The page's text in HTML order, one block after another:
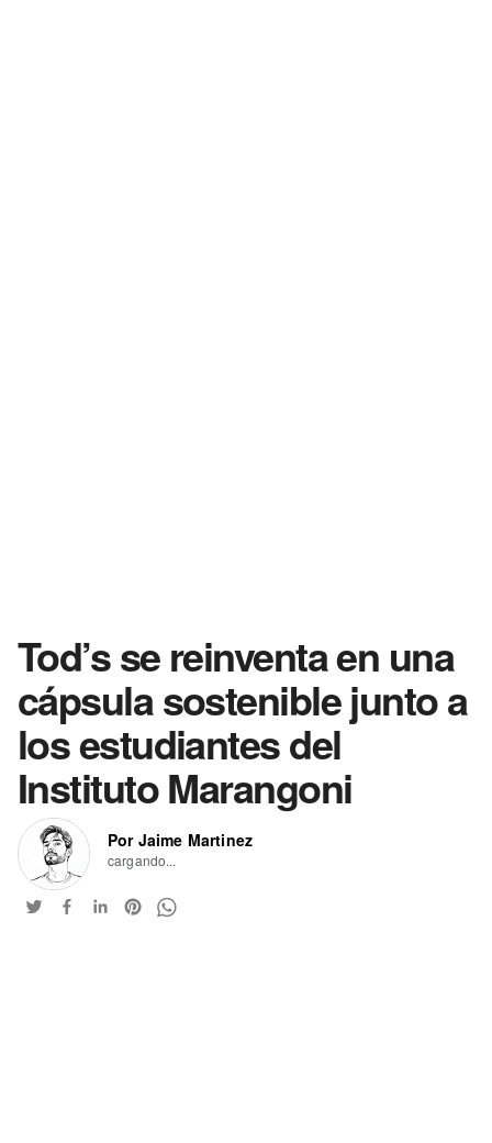
Tod’s se reinventa en una
cápsula sostenible junto a
los estudiantes del
Instituto Marangoni
Por Jaime Martinez
cargando...